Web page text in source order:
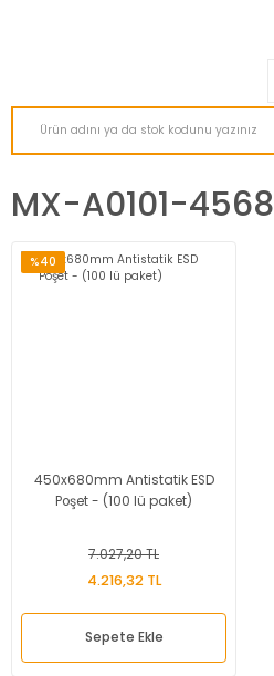
MX-A0101-4568
%40
450x680mm Antistatik ESD
Poşet - (100 lü paket)
7.027,20 TL
4.216,32 TL
Sepete Ekle